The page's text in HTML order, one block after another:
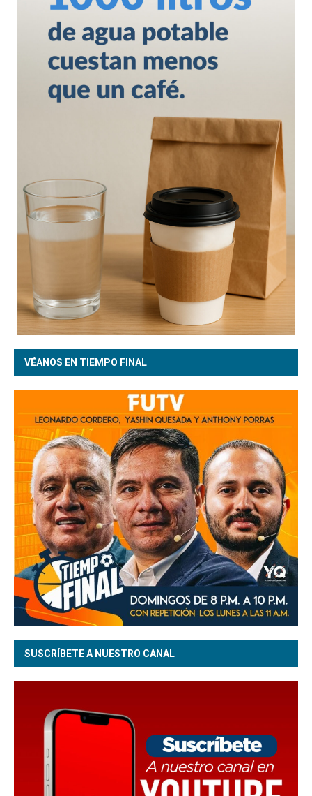
VÉANOS EN TIEMPO FINAL
SUSCRÍBETE A NUESTRO CANAL